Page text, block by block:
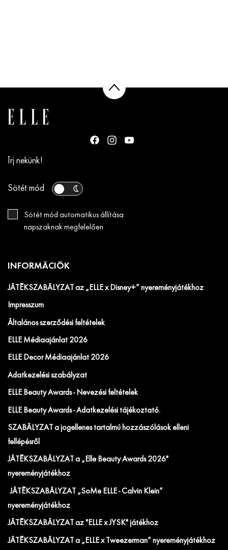
Írj nekünk!
Sötét mód
Sötét mód automatikus állítása
napszaknak megfelelően
INFORMÁCIÓK
JÁTÉKSZABÁLYZAT az „ELLE x Disney+” nyereményjátékhoz
Impresszum
Általános szerződési feltételek
ELLE Médiaajánlat 2026
ELLE Decor Médiaajánlat 2026
Adatkezelési szabályzat
ELLE Beauty Awards - Nevezési feltételek
ELLE Beauty Awards - Adatkezelési tájékoztató.
SZABÁLYZAT a jogellenes tartalmú hozzászólások elleni
fellépésről
JÁTÉKSZABÁLYZAT a „Elle Beauty Awards 2026"
nyereményjátékhoz
JÁTÉKSZABÁLYZAT „SoMe ELLE - Calvin Klein”
nyereményjátékhoz
JÁTÉKSZABÁLYZAT az "ELLE x JYSK" játékhoz
JÁTÉKSZABÁLYZAT a „ELLE x Tweezerman” nyereményjátékhoz